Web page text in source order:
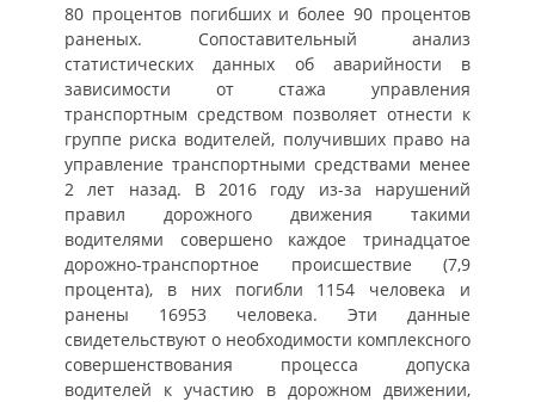
80 процентов погибших и более 90 процентов
раненых. Сопоставительный анализ
статистических данных об аварийности в
зависимости от стажа управления
транспортным средством позволяет отнести к
группе риска водителей, получивших право на
управление транспортными средствами менее
2 лет назад. В 2016 году из-за нарушений
правил дорожного движения такими
водителями совершено каждое тринадцатое
дорожно-транспортное происшествие (7,9
процента), в них погибли 1154 человека и
ранены 16953 человека. Эти данные
свидетельствуют о необходимости комплексного
совершенствования процесса допуска
водителей к участию в дорожном движении,